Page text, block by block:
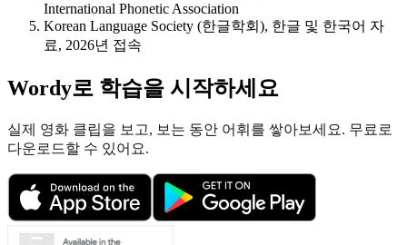
International Phonetic Association
Korean Language Society (한글학회), 한글 및 한국어 자
료, 2026년 접속
Wordy로 학습을 시작하세요
실제 영화 클립을 보고, 보는 동안 어휘를 쌓아보세요. 무료로
다운로드할 수 있어요.